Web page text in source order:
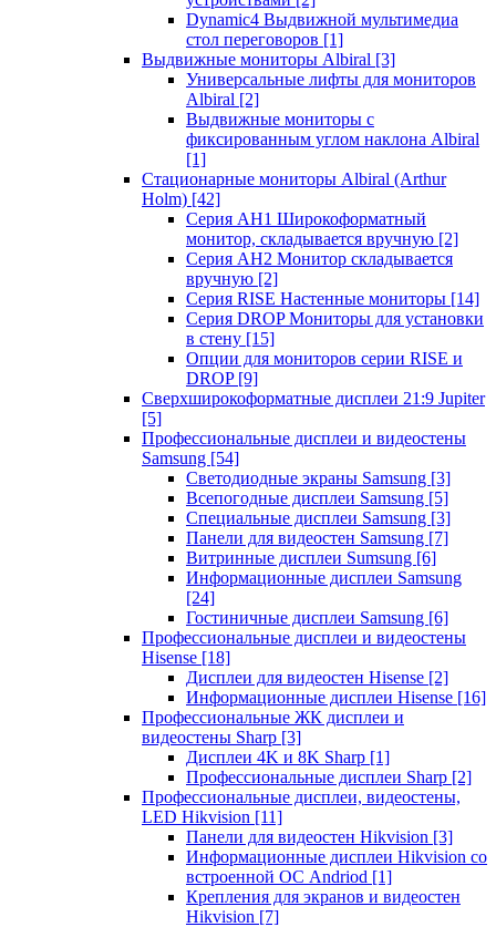
Dynamic4 Выдвижной мультимедиа
стол переговоров [1]
Выдвижные мониторы Albiral [3]
Универсальные лифты для мониторов
Albiral [2]
Выдвижные мониторы с
фиксированным углом наклона Albiral
[1]
Стационарные мониторы Albiral (Arthur
Holm) [42]
Серия AH1 Широкоформатный
монитор, складывается вручную [2]
Серия AH2 Монитор складывается
вручную [2]
Серия RISE Настенные мониторы [14]
Серия DROP Мониторы для установки
в стену [15]
Опции для мониторов серии RISE и
DROP [9]
Сверхширокоформатные дисплеи 21:9 Jupiter
[5]
Профессиональные дисплеи и видеостены
Samsung [54]
Светодиодные экраны Samsung [3]
Всепогодные дисплеи Samsung [5]
Специальные дисплеи Samsung [3]
Панели для видеостен Samsung [7]
Витринные дисплеи Sumsung [6]
Информационные дисплеи Samsung
[24]
Гостиничные дисплеи Samsung [6]
Профессиональные дисплеи и видеостены
Hisense [18]
Дисплеи для видеостен Hisense [2]
Информационные дисплеи Hisense [16]
Профессиональные ЖК дисплеи и
видеостены Sharp [3]
Дисплеи 4K и 8K Sharp [1]
Профессиональные дисплеи Sharp [2]
Профессиональные дисплеи, видеостены,
LED Hikvision [11]
Панели для видеостен Hikvision [3]
Информационные дисплеи Hikvision со
встроенной ОС Andriod [1]
Крепления для экранов и видеостен
Hikvision [7]